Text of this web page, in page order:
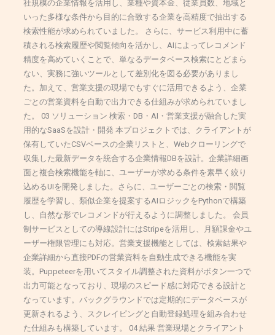
社規模の企業情報を活用し、業種や資本金、従業員数、地域と
いった多様な条件から目的に合致する企業を高精度で抽出する
検索性能が求められていました。 さらに、サービス利用中に蓄
積される検索履歴や閲覧傾向を活かし、AIによってレコメンド
精度を高めていくことで、単なるデータベース検索にとどまら
ない、実務に強いツールとして差別化を図る必要がありまし
た。加えて、営業支援の現場でもすぐに活用できるよう、企業
ごとの営業資料を自動で出力できる仕組みが求められていまし
た。 03 ソリューション 検索・DB・AI・営業支援が融合した実
用的なSaaSを設計・開発 本プロジェクトでは、クライアントが
保有していたCSVベースの企業リストと、Webクローリングで
収集した最新データを統合する企業情報DBを設計。企業詳細画
面と複合検索機能を軸に、ユーザーが求める条件を素早く絞り
込めるUIを開発しました。さらに、ユーザーごとの検索・閲覧
履歴を学習し、類似企業を提案するAIロジックをPythonで構築
し、自然な形でレコメンドが行えるように調整しました。 会員
制サービスとしての導線設計にはStripeを活用し、月額課金やユ
ーザー権限管理にも対応。営業支援機能としては、検索結果や
企業詳細から直接PDFの営業資料を自動生成できる機能を実
装。Puppeteerを用いてスタイル調整された資料がボタン一つで
出力可能となっており、現場のスピード感に対応できる設計と
なっています。バックグラウンドでは定期的にデータベースが
更新されるよう、スクレイピングと自動登録処理を組み合わせ
た仕組みも構築しています。 04 結果 営業現場とクライアント